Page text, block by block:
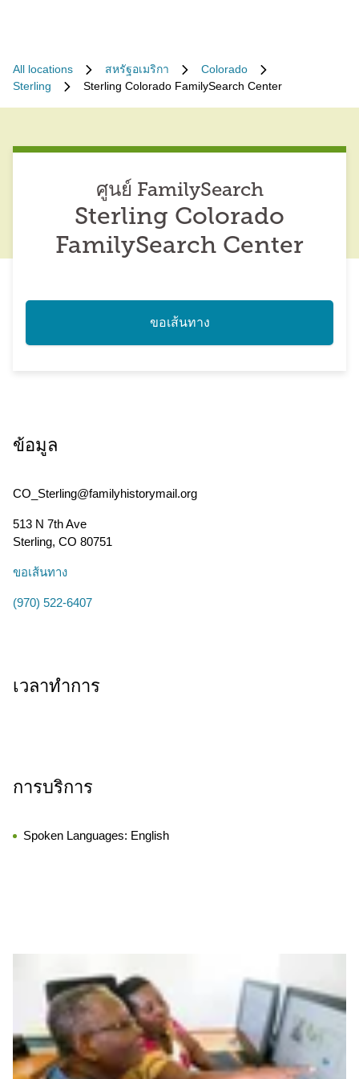
All locations สหรัฐอเมริกา
Colorado
Sterling
Sterling Colorado FamilySearch Center
ศูนย์ FamilySearch
Sterling Colorado
FamilySearch Center
ขอเส้นทาง
ข้อมูล
CO_Sterling@familyhistorymail.org
513 N 7th Ave
Sterling, CO 80751
ขอเส้นทาง
(970) 522-6407
เวลาทำการ
การบริการ
Spoken Languages: English